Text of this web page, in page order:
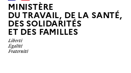
MINISTÈRE
DU TRAVAIL, DE LA SANTÉ,
DES SOLIDARITÉS
ET DES FAMILLES